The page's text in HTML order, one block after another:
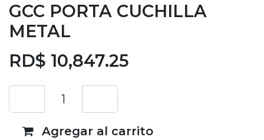
GCC PORTA CUCHILLA
METAL
RD$ 10,847.25
Agregar al carrito